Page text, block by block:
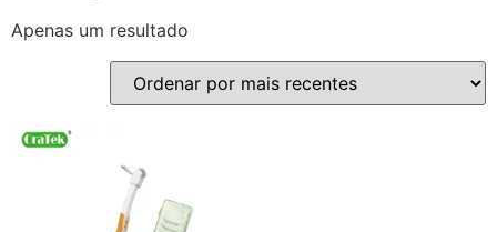
Apenas um resultado